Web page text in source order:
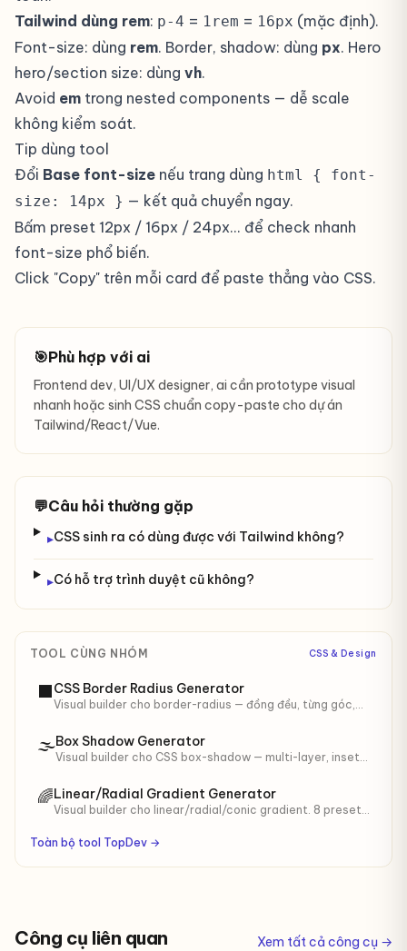
Tailwind dùng rem: p-4 = 1rem = 16px (mặc định).
Font-size: dùng rem. Border, shadow: dùng px. Hero
hero/section size: dùng vh.
Avoid em trong nested components — dễ scale
không kiểm soát.
Tip dùng tool
Đổi Base font-size nếu trang dùng html { font-
size: 14px } — kết quả chuyển ngay.
Bấm preset 12px / 16px / 24px... để check nhanh
font-size phổ biến.
Click "Copy" trên mỗi card để paste thẳng vào CSS.
🎯Phù hợp với ai
Frontend dev, UI/UX designer, ai cần prototype visual
nhanh hoặc sinh CSS chuẩn copy-paste cho dự án
Tailwind/React/Vue.
💬Câu hỏi thường gặp
▸CSS sinh ra có dùng được với Tailwind không?
▸Có hỗ trợ trình duyệt cũ không?
TOOL CÙNG NHÓM CSS & Design
⬛CSS Border Radius Generator
Visual builder cho border-radius — đồng đều, từng góc,
🌫️Box Shadow Generator
Visual builder cho CSS box-shadow — multi-layer, inset,
🌈Linear/Radial Gradient Generator
Visual builder cho linear/radial/conic gradient. 8 preset
Toàn bộ tool TopDev →
Công cụ liên quan Xem tất cả công cụ →